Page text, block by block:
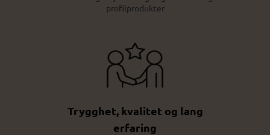
profilprodukter
Trygghet, kvalitet og lang
erfaring